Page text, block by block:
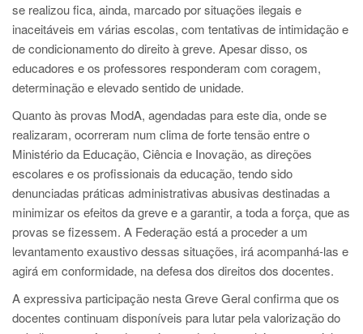
se realizou fica, ainda, marcado por situações ilegais e
inaceitáveis em várias escolas, com tentativas de intimidação e
de condicionamento do direito à greve. Apesar disso, os
educadores e os professores responderam com coragem,
determinação e elevado sentido de unidade.
Quanto às provas ModA, agendadas para este dia, onde se
realizaram, ocorreram num clima de forte tensão entre o
Ministério da Educação, Ciência e Inovação, as direções
escolares e os profissionais da educação, tendo sido
denunciadas práticas administrativas abusivas destinadas a
minimizar os efeitos da greve e a garantir, a toda a força, que as
provas se fizessem. A Federação está a proceder a um
levantamento exaustivo dessas situações, irá acompanhá-las e
agirá em conformidade, na defesa dos direitos dos docentes.
A expressiva participação nesta Greve Geral confirma que os
docentes continuam disponíveis para lutar pela valorização do